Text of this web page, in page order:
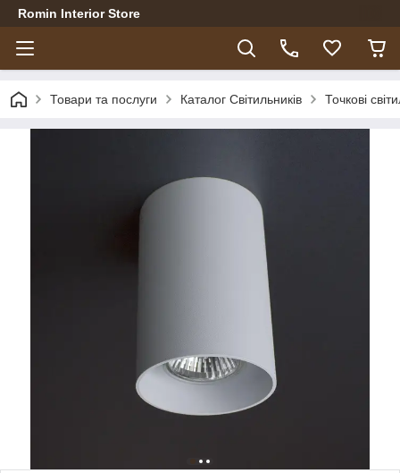
Romin Interior Store
Товари та послуги Каталог Світильників Точкові